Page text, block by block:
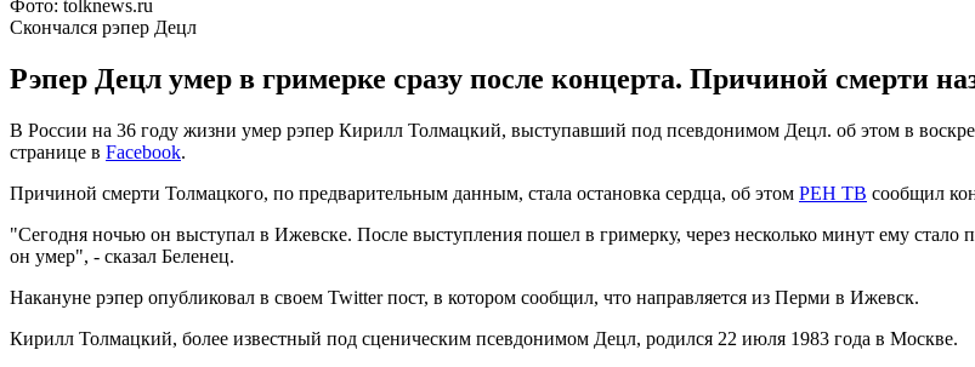
Фото: tolknews.ru
Скончался рэпер Децл
Рэпер Децл умер в гримерке сразу после концерта. Причиной смерти
В России на 36 году жизни умер рэпер Кирилл Толмацкий, выступавший под псевдонимом Децл. об этом в
странице в Facebook.
Причиной смерти Толмацкого, по предварительным данным, стала остановка сердца, об этом РЕН ТВ сообщил
"Сегодня ночью он выступал в Ижевске. После выступления пошел в гримерку, через несколько минут ему стало
он умер", - сказал Беленец.
Накануне рэпер опубликовал в своем Twitter пост, в котором сообщил, что направляется из Перми в Ижевск.
Кирилл Толмацкий, более известный под сценическим псевдонимом Децл, родился 22 июля 1983 года в Москве.